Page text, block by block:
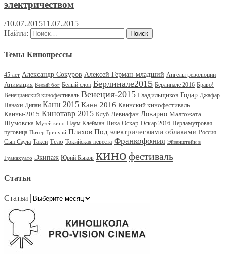
электричеством
/10.07.201511.07.2015
Найти:
Темы Кинопрессы
45 лет Александр Сокуров Алексей Герман-младший Ангелы революции
Анимация Белый бог Белый слон Берлинале2015 Берлинале 2016 Браво!
Венецианский кинофестиваль Венеция-2015 Гладильщиков Годар Джафар
Панахи Дипан Канн 2015 Канн 2016 Каннский кинофестиваль
Канны-2015 Кинотавр 2015 Клуб Левиафан Локарно Малгожата
Шумовска Музей кино Наум Клейман Ника Оскар Оскар 2016 Перламутровая
пуговица Питер Гринуэй Плахов Под электрическими облаками Россия
Сын Саула Такси Тело Токийская невеста Франкофония Эйзенштейн в
Гуанахуато Экипаж Юрий Быков кино фестиваль
Статьи
Статьи